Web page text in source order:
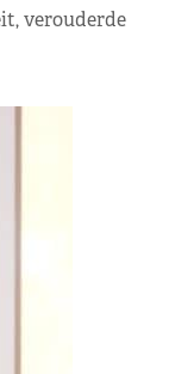
verouderde